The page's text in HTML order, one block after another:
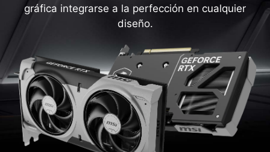
gráfica integrarse a la perfección en cualquier
diseño.